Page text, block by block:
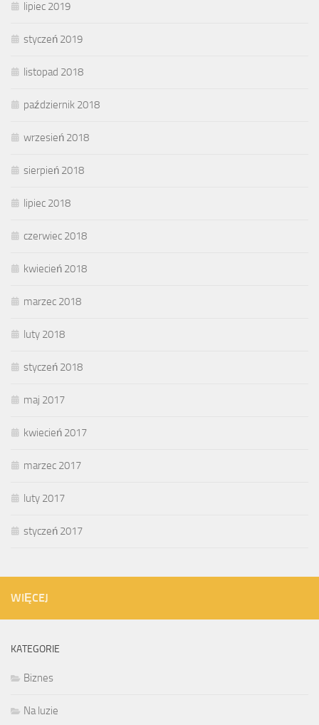
lipiec 2019
styczeń 2019
listopad 2018
październik 2018
wrzesień 2018
sierpień 2018
lipiec 2018
czerwiec 2018
kwiecień 2018
marzec 2018
luty 2018
styczeń 2018
maj 2017
kwiecień 2017
marzec 2017
luty 2017
styczeń 2017
WIĘCEJ
KATEGORIE
Biznes
Na luzie